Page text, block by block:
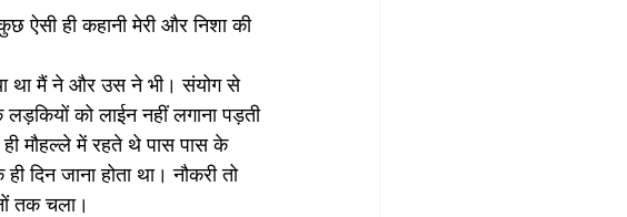
ऐसी ही कहानी मेरी और निशा की
था मैं ने और उस ने भी। संयोग से
को लाईन नहीं लगाना पड़ती
ही मौहल्ले में रहते थे पास पास के
दिन जाना होता था। नौकरी तो
तक चला।